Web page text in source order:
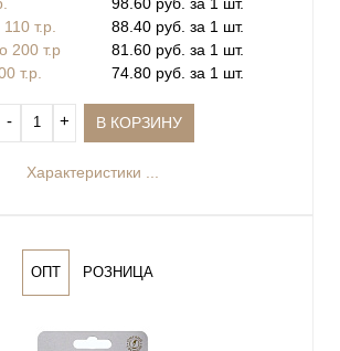
т.р.
88.40 руб. за 1 шт.
200 т.р
81.60 руб. за 1 шт.
т.р.
74.80 руб. за 1 шт.
‐ + В КОРЗИНУ
Характеристики ...
ОПТ РОЗНИЦА